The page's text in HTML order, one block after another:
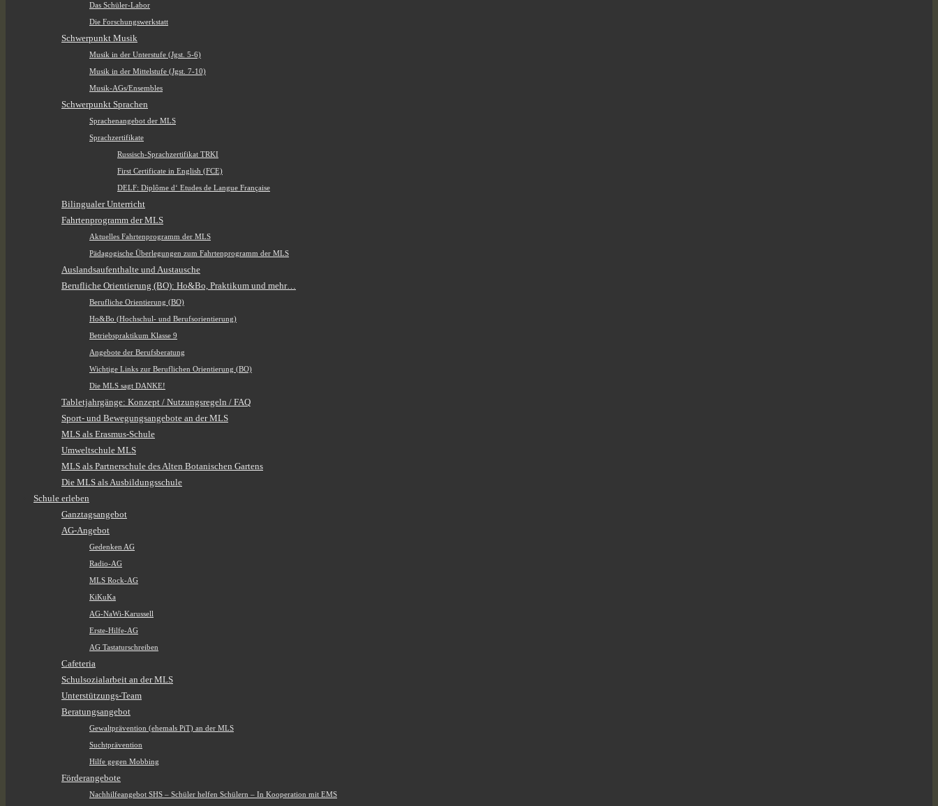
Das Schüler-Labor
Die Forschungswerkstatt
Schwerpunkt Musik
Musik in der Unterstufe (Jgst. 5-6)
Musik in der Mittelstufe (Jgst. 7-10)
Musik-AGs/Ensembles
Schwerpunkt Sprachen
Sprachenangebot der MLS
Sprachzertifikate
Russisch-Sprachzertifikat TRKI
First Certificate in English (FCE)
DELF: Diplôme d‘ Etudes de Langue Française
Bilingualer Unterricht
Fahrtenprogramm der MLS
Aktuelles Fahrtenprogramm der MLS
Pädagogische Überlegungen zum Fahrtenprogramm der MLS
Auslandsaufenthalte und Austausche
Berufliche Orientierung (BO): Ho&Bo, Praktikum und mehr…
Berufliche Orientierung (BO)
Ho&Bo (Hochschul- und Berufsorientierung)
Betriebspraktikum Klasse 9
Angebote der Berufsberatung
Wichtige Links zur Beruflichen Orientierung (BO)
Die MLS sagt DANKE!
Tabletjahrgänge: Konzept / Nutzungsregeln / FAQ
Sport- und Bewegungsangebote an der MLS
MLS als Erasmus-Schule
Umweltschule MLS
MLS als Partnerschule des Alten Botanischen Gartens
Die MLS als Ausbildungsschule
Schule erleben
Ganztagsangebot
AG-Angebot
Gedenken AG
Radio-AG
MLS Rock-AG
KiKuKa
AG-NaWi-Karussell
Erste-Hilfe-AG
AG Tastaturschreiben
Cafeteria
Schulsozialarbeit an der MLS
Unterstützungs-Team
Beratungsangebot
Gewaltprävention (ehemals PiT) an der MLS
Suchtprävention
Hilfe gegen Mobbing
Förderangebote
Nachhilfeangebot SHS – Schüler helfen Schülern – In Kooperation mit EMS